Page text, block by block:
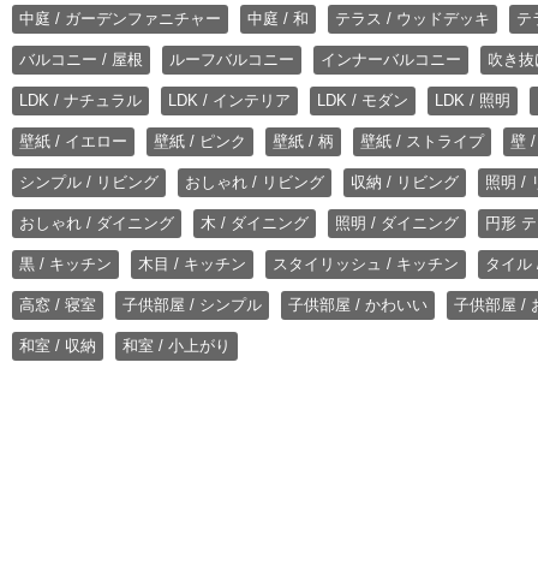
中庭 / ガーデンファニチャー 中庭 / 和 テラス / ウッドデッキ テ
バルコニー / 屋根 ルーフバルコニー インナーバルコニー 吹き
LDK / ナチュラル LDK / インテリア LDK / モダン LDK / 照明
壁紙 / イエロー 壁紙 / ピンク 壁紙 / 柄 壁紙 / ストライプ 壁
シンプル / リビング おしゃれ / リビング 収納 / リビング 照明 /
おしゃれ / ダイニング 木 / ダイニング 照明 / ダイニング 円形
黒 / キッチン 木目 / キッチン スタイリッシュ / キッチン タイル
高窓 / 寝室 子供部屋 / シンプル 子供部屋 / かわいい 子供部屋 /
和室 / 収納 和室 / 小上がり